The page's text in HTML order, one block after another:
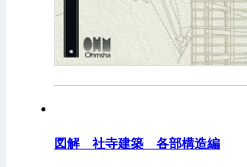
図解 社寺建築 各部構造編